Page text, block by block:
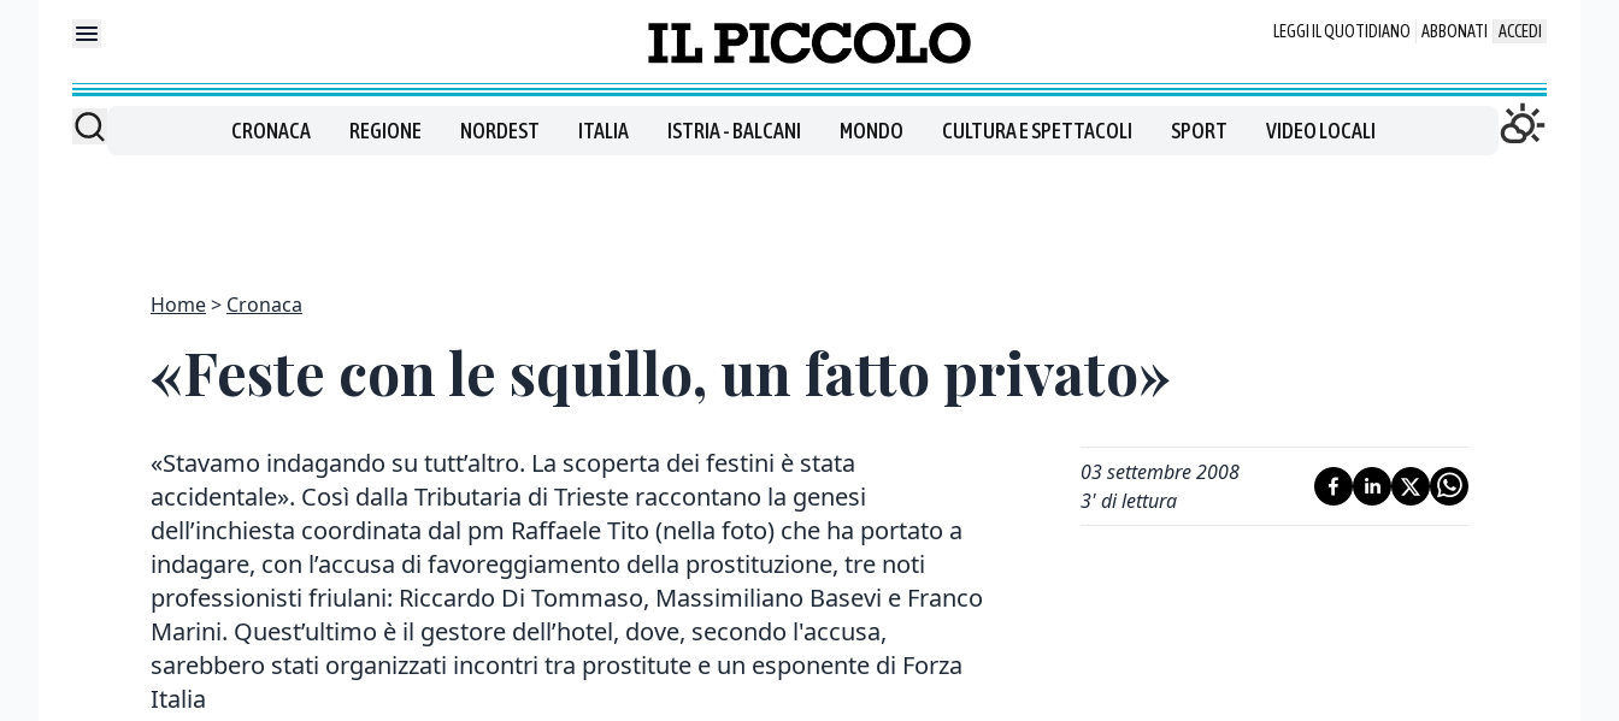
LEGGI IL QUOTIDIANO ABBONATI ACCEDI
CRONACA REGIONE NORDEST ITALIA ISTRIA - BALCANI MONDO CULTURA E SPETTACOLI SPORT VIDEO LOCALI
Home Cronaca
«Feste con le squillo, un fatto privato»
«Stavamo indagando su tutt’altro. La scoperta dei festini è stata
accidentale». Così dalla Tributaria di Trieste raccontano la genesi
dell’inchiesta coordinata dal pm Raffaele Tito (nella foto) che ha portato a
indagare, con l’accusa di favoreggiamento della prostituzione, tre noti
professionisti friulani: Riccardo Di Tommaso, Massimiliano Basevi e Franco
Marini. Quest’ultimo è il gestore dell’hotel, dove, secondo l'accusa,
sarebbero stati organizzati incontri tra prostitute e un esponente di Forza
Italia
03 settembre 2008
3' di lettura